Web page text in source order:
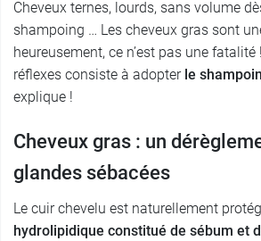
Cheveux ternes, lourds, sans volume
shampoing … Les cheveux gras sont
heureusement, ce n’est pas une fatalité
réflexes consiste à adopter le
explique !
Cheveux gras : un
glandes sébacées
Le cuir chevelu est naturellement
hydrolipidique constitué de sébum et